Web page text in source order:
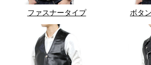
ファスナータイプ ボタ